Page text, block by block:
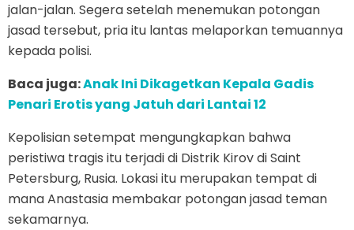
jalan-jalan. Segera setelah menemukan potongan
jasad tersebut, pria itu lantas melaporkan temuannya
kepada polisi.
Baca juga:Anak Ini Dikagetkan Kepala Gadis
Penari Erotis yang Jatuh dari Lantai 12
Kepolisian setempat mengungkapkan bahwa
peristiwa tragis itu terjadi di Distrik Kirov di Saint
Petersburg, Rusia. Lokasi itu merupakan tempat di
mana Anastasia membakar potongan jasad teman
sekamarnya.